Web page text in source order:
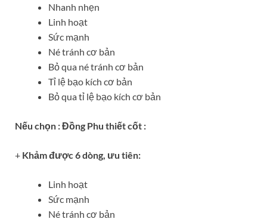
Nhanh nhẹn
Linh hoạt
Sức mạnh
Né tránh cơ bản
Bỏ qua né tránh cơ bản
Tỉ lệ bạo kích cơ bản
Bỏ qua tỉ lệ bạo kích cơ bản
Nếu chọn : Đồng Phu thiết cốt :
+ Khảm được 6 dòng, ưu tiên:
Linh hoạt
Sức mạnh
Né tránh cơ bản